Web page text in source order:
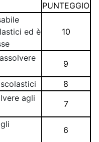
PUNTEGGIO
ed è
10
9
8
agli
7
6